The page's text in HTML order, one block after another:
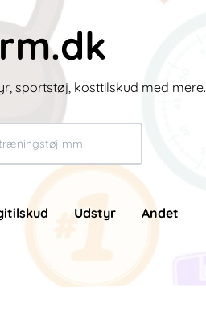
sportstøj, kosttilskud med mere.
Udstyr Andet